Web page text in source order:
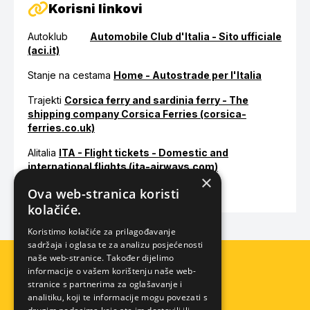
Korisni linkovi
Autoklub Automobile Club d'Italia - Sito ufficiale
(aci.it)
Stanje na cestama Home - Autostrade per l'Italia
Trajekti Corsica ferry and sardinia ferry - The
shipping company Corsica Ferries (corsica-
ferries.co.uk)
Alitalia ITA - Flight tickets - Domestic and
international flights (ita-airways.com)
×
Ova web-stranica koristi
kolačiće.
Koristimo kolačiće za prilagođavanje
sadržaja i oglasa te za analizu posjećenosti
naše web-stranice. Također dijelimo
informacije o vašem korištenju naše web-
stranice s partnerima za oglašavanje i
analitiku, koji te informacije mogu povezati s